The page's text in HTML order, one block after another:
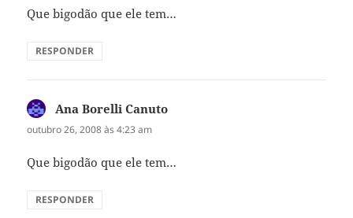
Que bigodão que ele tem…
RESPONDER
Ana Borelli Canuto
outubro 26, 2008 às 4:23 am
Que bigodão que ele tem…
RESPONDER